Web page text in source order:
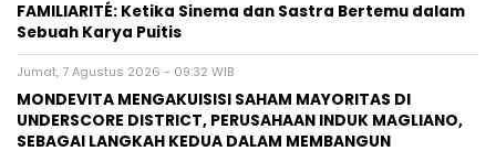
FAMILIARITÉ: Ketika Sinema dan Sastra Bertemu dalam
Sebuah Karya Puitis
Jumat, 7 Agustus 2026 - 09:32 WIB
MONDEVITA MENGAKUISISI SAHAM MAYORITAS DI
UNDERSCORE DISTRICT, PERUSAHAAN INDUK MAGLIANO,
SEBAGAI LANGKAH KEDUA DALAM MEMBANGUN